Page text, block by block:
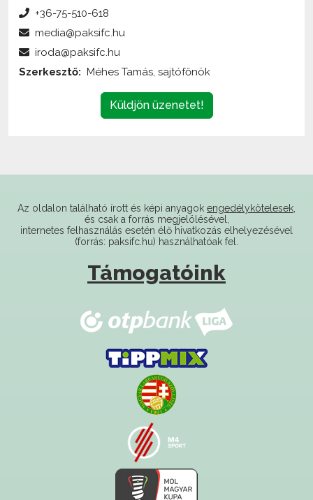
Küldjön üzenetet!
internetes felhasználás esetén élő hivatkozás elhelyezésével
(forrás: paksifc.hu) használhatóak fel.
Támogatóink